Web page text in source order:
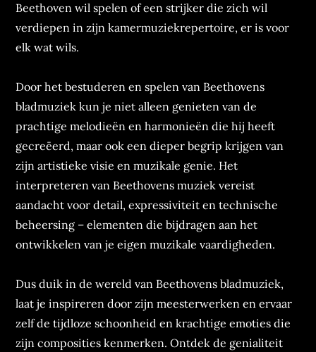
Beethoven wil spelen of een strijker die zich wil
verdiepen in zijn kamermuziekrepertoire, er is voor
elk wat wils.
Door het bestuderen en spelen van Beethovens
bladmuziek kun je niet alleen genieten van de
prachtige melodieën en harmonieën die hij heeft
gecreëerd, maar ook een dieper begrip krijgen van
zijn artistieke visie en muzikale genie. Het
interpreteren van Beethovens muziek vereist
aandacht voor detail, expressiviteit en technische
beheersing – elementen die bijdragen aan het
ontwikkelen van je eigen muzikale vaardigheden.
Dus duik in de wereld van Beethovens bladmuziek,
laat je inspireren door zijn meesterwerken en ervaar
zelf de tijdloze schoonheid en krachtige emoties die
zijn composities kenmerken. Ontdek de genialiteit